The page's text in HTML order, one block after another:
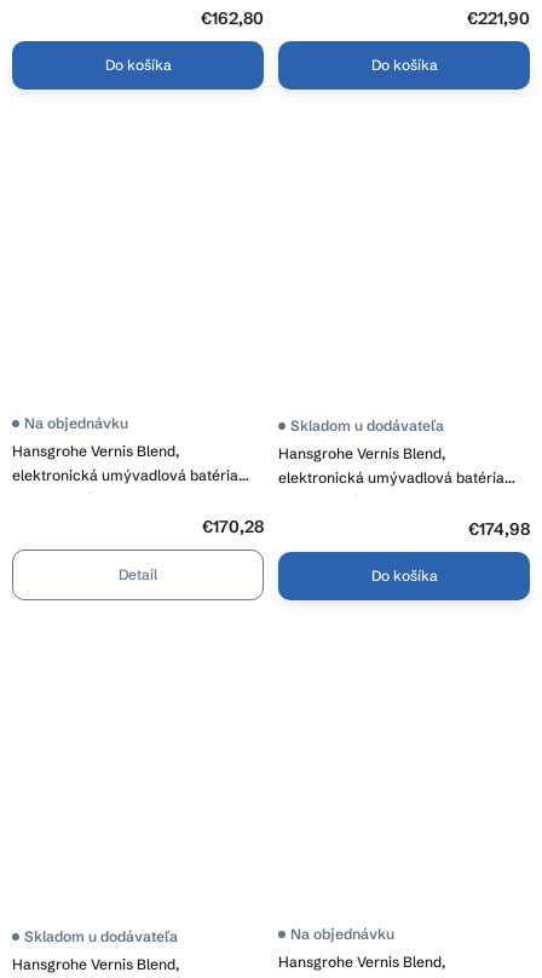
€162,80
Do košíka
€221,90
Do košíka
Hansgrohe Vernis Blend,
elektronická umývadlová batéria
pre studenú vodu alebo vopred
nastavenou teplotou, napájanie zo
siete 230 V, chrómová, HAN-
Na objednávku
€170,28
Detail
Hansgrohe Vernis Blend,
elektronická umývadlová batéria
pre studenú vodu alebo vopred
nastavenú teplotu, napájanie
batériou, chrómová, HAN-71503000
Skladom u dodávateľa
€174,98
Do košíka
Hansgrohe Vernis Blend,
Skladom u dodávateľa
Hansgrohe Vernis Blend,
Na objednávku